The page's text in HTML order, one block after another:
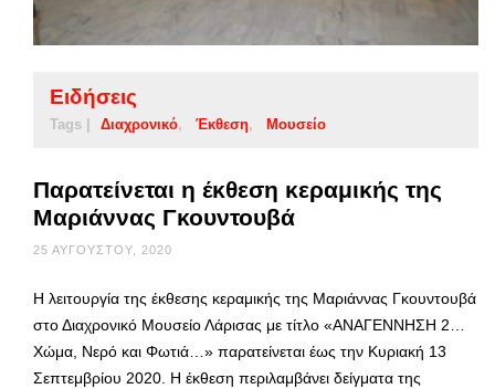
Ειδήσεις
Tags | Διαχρονικό Έκθεση Μουσείο
Παρατείνεται η έκθεση κεραμικής της
Μαριάννας Γκουντουβά
25 ΑΥΓΟΎΣΤΟΥ, 2020
Η λειτουργία της έκθεσης κεραμικής της Μαριάννας Γκουντουβά
στο Διαχρονικό Μουσείο Λάρισας με τίτλο «ΑΝΑΓΕΝΝΗΣΗ 2…
Χώμα, Νερό και Φωτιά…» παρατείνεται έως την Κυριακή 13
Σεπτεμβρίου 2020. Η έκθεση περιλαμβάνει δείγματα της